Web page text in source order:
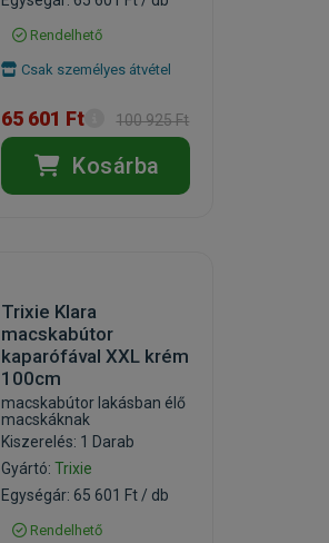
Rendelhető
Csak személyes átvétel
65 601 Ft 100 925 Ft
Kosárba
Trixie Klara
macskabútor
kaparófával XXL krém
100cm
macskabútor lakásban élő
macskáknak
Kiszerelés: 1 Darab
Gyártó:Trixie
Egységár: 65 601 Ft / db
Rendelhető